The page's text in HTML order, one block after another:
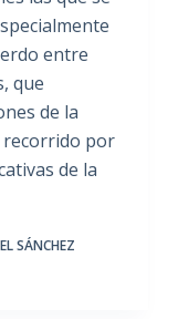
entre
que
de la
recorrido por
de la
SÁNCHEZ